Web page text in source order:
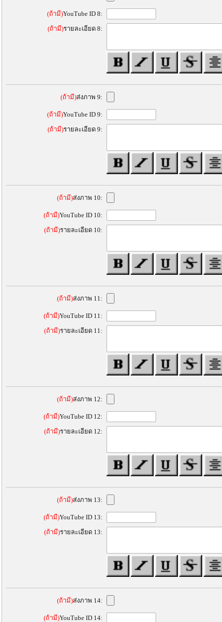
(ถ้ามี)YouTube ID 8:
(ถ้ามี)รายละเอียด 8:
(ถ้ามี)ส่งภาพ 9:
(ถ้ามี)YouTube ID 9:
(ถ้ามี)รายละเอียด 9:
(ถ้ามี)ส่งภาพ 10:
(ถ้ามี)YouTube ID 10:
(ถ้ามี)รายละเอียด 10:
(ถ้ามี)ส่งภาพ 11:
(ถ้ามี)YouTube ID 11:
(ถ้ามี)รายละเอียด 11:
(ถ้ามี)ส่งภาพ 12:
(ถ้ามี)YouTube ID 12:
(ถ้ามี)รายละเอียด 12:
(ถ้ามี)ส่งภาพ 13:
(ถ้ามี)YouTube ID 13:
(ถ้ามี)รายละเอียด 13:
(ถ้ามี)ส่งภาพ 14:
(ถ้ามี)YouTube ID 14: